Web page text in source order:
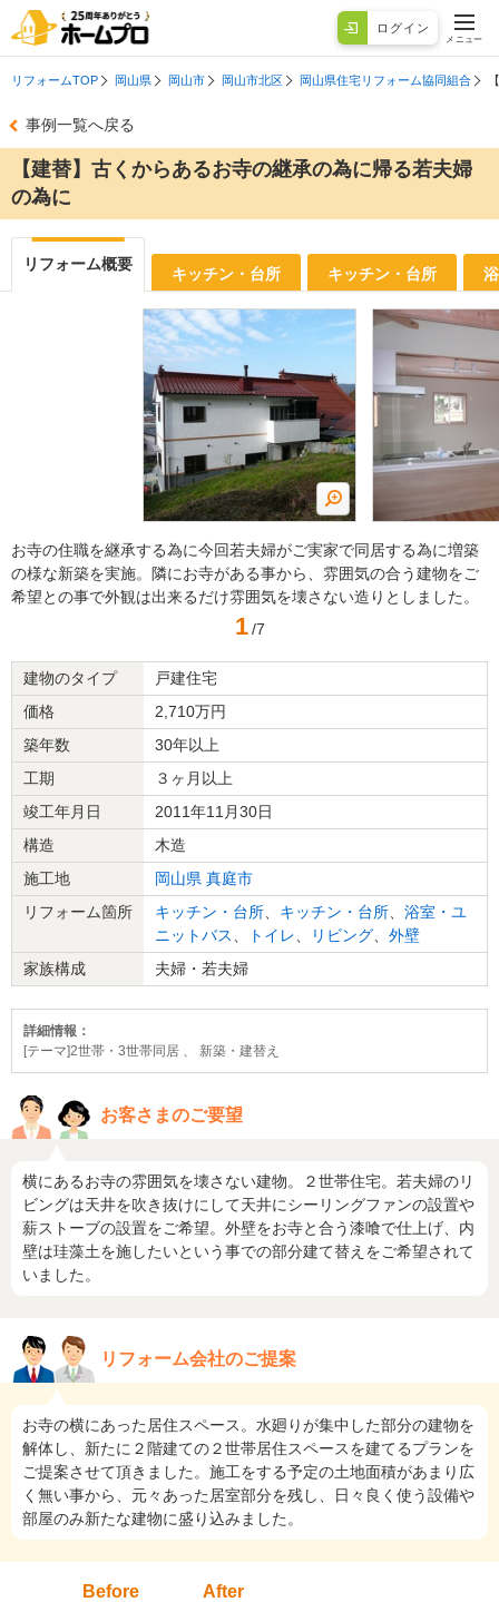
ログイン
メニュー
リフォームTOP 岡山県 岡山市 岡山市北区 岡山県住宅リフォーム協同組合
事例一覧へ戻る
【建替】古くからあるお寺の継承の為に帰る若夫婦
の為に
リフォーム概要
キッチン・台所 キッチン・台所
お寺の住職を継承する為に今回若夫婦がご実家で同居する為に増築
の様な新築を実施。隣にお寺がある事から、雰囲気の合う建物をご
希望との事で外観は出来るだけ雰囲気を壊さない造りとしました。
1 /7
建物のタイプ
戸建住宅
価格
2,710万円
築年数
30年以上
工期
３ヶ月以上
竣工年月日
2011年11月30日
構造
木造
施工地
岡山県 真庭市
リフォーム箇所
キッチン・台所 キッチン・台所
浴室・ユ
ニットバス
トイレ リビング
外壁
家族構成
夫婦・若夫婦
詳細情報：
[テーマ]2世帯・3世帯同居 、 新築・建替え
お客さまのご要望
横にあるお寺の雰囲気を壊さない建物。２世帯住宅。若夫婦のリ
ビングは天井を吹き抜けにして天井にシーリングファンの設置や
薪ストーブの設置をご希望。外壁をお寺と合う漆喰で仕上げ、内
壁は珪藻土を施したいという事での部分建て替えをご希望されて
いました。
リフォーム会社のご提案
お寺の横にあった居住スペース。水廻りが集中した部分の建物を
解体し、新たに２階建ての２世帯居住スペースを建てるプランを
ご提案させて頂きました。施工をする予定の土地面積があまり広
く無い事から、元々あった居室部分を残し、日々良く使う設備や
部屋のみ新たな建物に盛り込みました。
Before After